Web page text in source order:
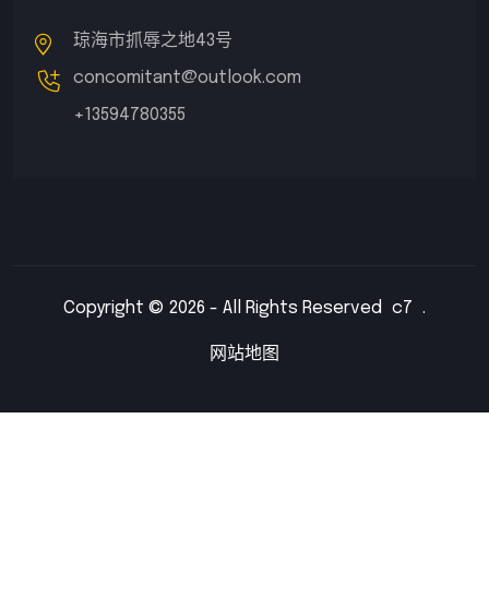
琼海市抓辱之地43号
concomitant@outlook.com
+13594780355
Copyright © 2026 - All Rights Reserved c7 .
网站地图